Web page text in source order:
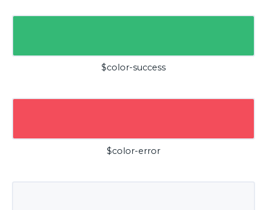
$color-success
$color-error